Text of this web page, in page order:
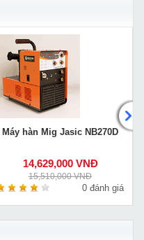
Máy hàn Mig Jasic NB270D
14,629,000 VNĐ
15,510,000 VNĐ
0 đánh giá